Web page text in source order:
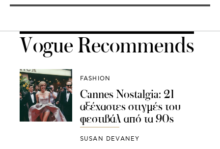
Vogue Recommends
FASHION
Cannes Nostalgia: 21
αξέχαστες στιγμές του
φεστιβάλ από τα 90s
SUSAN DEVANEY